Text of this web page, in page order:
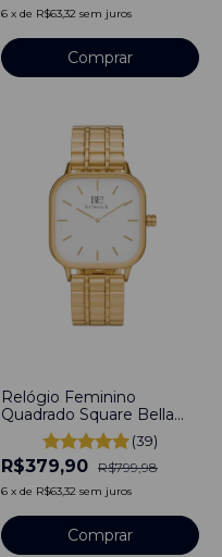
6 x de R$63,32 sem juros
Comprar
Relógio Feminino
Quadrado Square Bella
Full Gold Aço Inoxidável
banhado a titânio (39)
R$379,90 R$799,98
6 x de R$63,32 sem juros
Comprar